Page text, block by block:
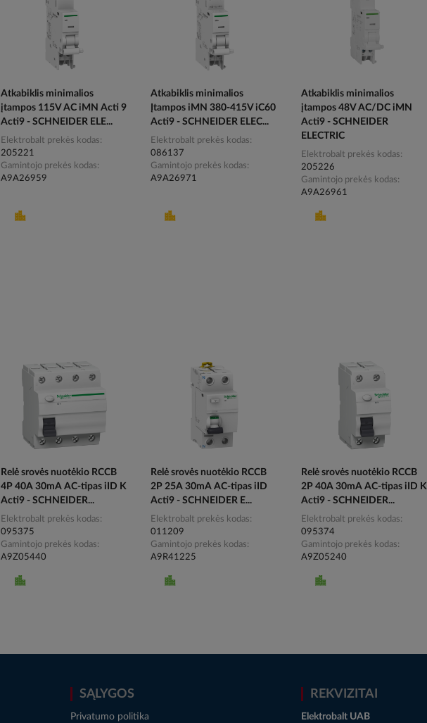
Atkabiklis minimalios
įtampos 115V AC iMN Acti 9
Acti9 - SCHNEIDER ELE...
Elektrobalt prekės kodas
205221
Gamintojo prekės kodas
A9A26959
Atkabiklis minimalios
Įtampos iMN 380-415V iC60
Acti9 - SCHNEIDER ELEC...
Elektrobalt prekės kodas
086137
Gamintojo prekės kodas
A9A26971
Atkabiklis minimalios
įtampos 48V AC/DC iMN
Acti9 - SCHNEIDER
ELECTRIC
Elektrobalt prekės kodas
205226
Gamintojo prekės kodas
A9A26961
Relė srovės nuotėkio RCCB
4P 40A 30mA AC-tipas iID K
Acti9 - SCHNEIDER...
Elektrobalt prekės kodas
095375
Gamintojo prekės kodas
A9Z05440
Relė srovės nuotėkio RCCB
2P 25A 30mA AC-tipas iID
Acti9 - SCHNEIDER E...
Elektrobalt prekės kodas
011209
Gamintojo prekės kodas
A9R41225
Relė srovės nuotėkio RCCB
2P 40A 30mA AC-tipas iID K
Acti9 - SCHNEIDER...
Elektrobalt prekės kodas
095374
Gamintojo prekės kodas
A9Z05240
SĄLYGOS
Privatumo politika
REKVIZITAI
Elektrobalt UAB